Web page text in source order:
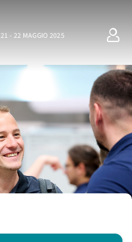
21 - 22 MAGGIO 2025